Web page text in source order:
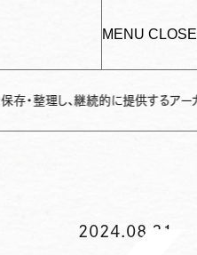
MENU CLOSE
続的に提供するアーカイブサイト
2024.08.31